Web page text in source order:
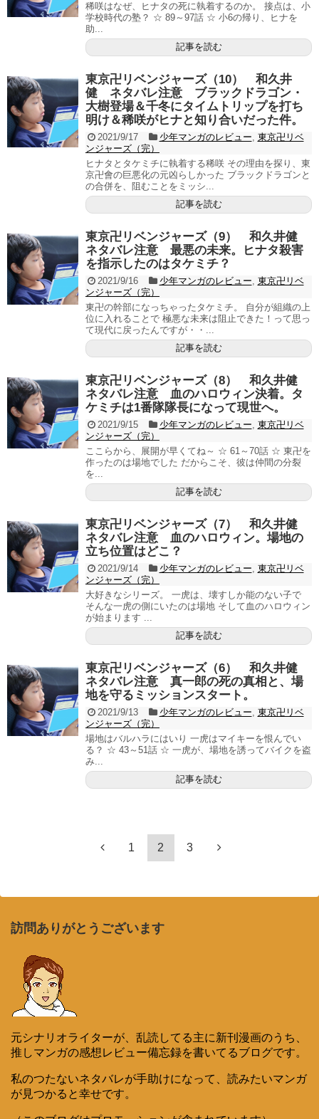
稀咲はなぜ、ヒナタの死に執着するのか。 接点は、小
学校時代の塾？ ☆ 89～97話 ☆ 小6の帰り、ヒナを
助...
記事を読む
東京卍リベンジャーズ（10） 和久井
健 ネタバレ注意 ブラックドラゴン・
大樹登場＆千冬にタイムトリップを打ち
明け＆稀咲がヒナと知り合いだった件。
2021/9/17 少年マンガのレビュー, 東京卍リベ
ンジャーズ（完）
ヒナタとタケミチに執着する稀咲 その理由を探り、東
京卍會の巨悪化の元凶らしかった ブラックドラゴンと
の合併を、阻むことをミッシ...
記事を読む
東京卍リベンジャーズ（9） 和久井健
ネタバレ注意 最悪の未来。ヒナタ殺害
を指示したのはタケミチ？
2021/9/16 少年マンガのレビュー, 東京卍リベ
ンジャーズ（完）
東卍の幹部になっちゃったタケミチ。 自分が組織の上
位に入れることで 極悪な未来は阻止できた！って思っ
て現代に戻ったんですが・・...
記事を読む
東京卍リベンジャーズ（8） 和久井健
ネタバレ注意 血のハロウィン決着。タ
ケミチは1番隊隊長になって現世へ。
2021/9/15 少年マンガのレビュー, 東京卍リベ
ンジャーズ（完）
ここらから、展開が早くてね～ ☆ 61～70話 ☆ 東卍を
作ったのは場地でした だからこそ、彼は仲間の分裂
を...
記事を読む
東京卍リベンジャーズ（7） 和久井健
ネタバレ注意 血のハロウィン。場地の
立ち位置はどこ？
2021/9/14 少年マンガのレビュー, 東京卍リベ
ンジャーズ（完）
大好きなシリーズ。 一虎は、壊すしか能のない子で
そんな一虎の側にいたのは場地 そして血のハロウィン
が始まります ...
記事を読む
東京卍リベンジャーズ（6） 和久井健
ネタバレ注意 真一郎の死の真相と、場
地を守るミッションスタート。
2021/9/13 少年マンガのレビュー, 東京卍リベ
ンジャーズ（完）
場地はバルハラにはいり 一虎はマイキーを恨んでい
る？ ☆ 43～51話 ☆ 一虎が、場地を誘ってバイクを盗
み...
記事を読む
1 2 3
訪問ありがとうございます
元シナリオライターが、乱読してる主に新刊漫画のうち、
推しマンガの感想レビュー備忘録を書いてるブログです。
私のつたないネタバレが手助けになって、読みたいマンガ
が見つかると幸せです。